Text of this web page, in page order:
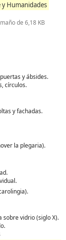
y Humanidades
de 6,18 KB
y ábsides.
círculos.
y fachadas.
la plegaria).
sobre vidrio (siglo X).